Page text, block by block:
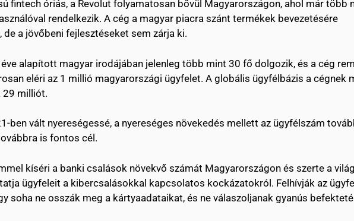
fintech óriás, a Revolut folyamatosan bővül Magyarországon, ahol már több
rendelkezik. A cég a magyar piacra szánt termékek bevezetésére
a jövőbeni fejlesztéseket sem zárja ki.
éve alapított magyar irodájában jelenleg több mint 30 fő dolgozik, és a cég
eléri az 1 millió magyarországi ügyfelet. A globális ügyfélbázis a cégnek
29 milliót.
ben vált nyereségessé, a nyereséges növekedés mellett az ügyfélszám
is fontos cél.
kíséri a banki csalások növekvő számát Magyarországon és szerte a
ügyfeleit a kibercsalásokkal kapcsolatos kockázatokról. Felhívják az
soha ne osszák meg a kártyaadataikat, és ne válaszoljanak gyanús